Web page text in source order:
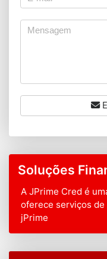
Soluções
A JPrime Cred é
oferece serviços
jPrime